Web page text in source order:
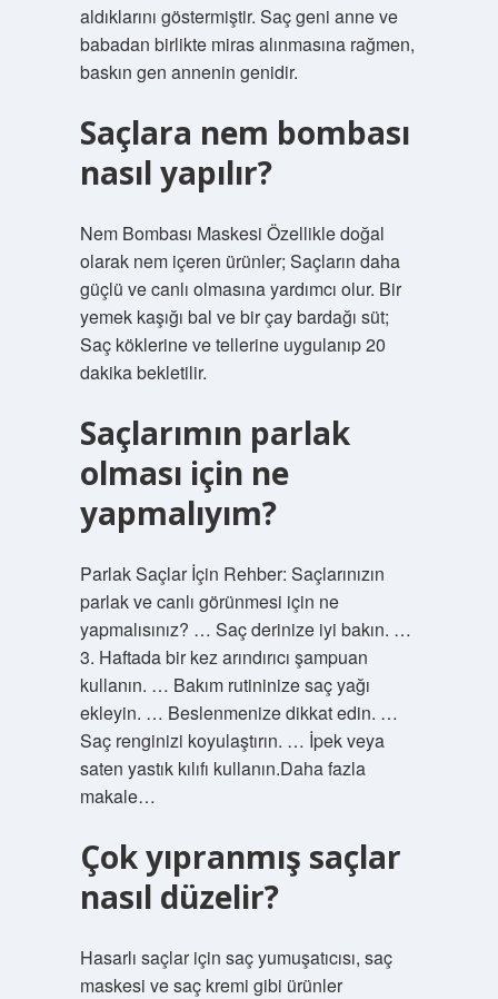
aldıklarını göstermiştir. Saç geni anne ve
babadan birlikte miras alınmasına rağmen,
baskın gen annenin genidir.
Saçlara nem bombası
nasıl yapılır?
Nem Bombası Maskesi Özellikle doğal
olarak nem içeren ürünler; Saçların daha
güçlü ve canlı olmasına yardımcı olur. Bir
yemek kaşığı bal ve bir çay bardağı süt;
Saç köklerine ve tellerine uygulanıp 20
dakika bekletilir.
Saçlarımın parlak
olması için ne
yapmalıyım?
Parlak Saçlar İçin Rehber: Saçlarınızın
parlak ve canlı görünmesi için ne
yapmalısınız? … Saç derinize iyi bakın. …
3. Haftada bir kez arındırıcı şampuan
kullanın. … Bakım rutininize saç yağı
ekleyin. … Beslenmenize dikkat edin. …
Saç renginizi koyulaştırın. … İpek veya
saten yastık kılıfı kullanın.Daha fazla
makale…
Çok yıpranmış saçlar
nasıl düzelir?
Hasarlı saçlar için saç yumuşatıcısı, saç
maskesi ve saç kremi gibi ürünler